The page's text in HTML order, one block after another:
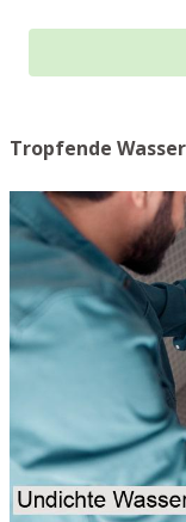
Tropfende